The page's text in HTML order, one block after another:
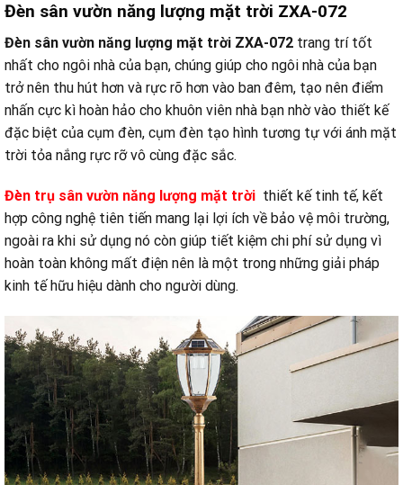
Đèn sân vườn năng lượng mặt trời ZXA-072
Đèn sân vườn năng lượng mặt trời ZXA-072 trang trí tốt
nhất cho ngôi nhà của bạn, chúng giúp cho ngôi nhà của bạn
trở nên thu hút hơn và rực rõ hơn vào ban đêm, tạo nên điểm
nhấn cực kì hoàn hảo cho khuôn viên nhà bạn nhờ vào thiết kế
đặc biệt của cụm đèn, cụm đèn tạo hình tương tự với ánh mặt
trời tỏa nắng rực rỡ vô cùng đặc sắc.
Đèn trụ sân vườn năng lượng mặt trời thiết kế tinh tế, kết
hợp công nghệ tiên tiến mang lại lợi ích về bảo vệ môi trường,
ngoài ra khi sử dụng nó còn giúp tiết kiệm chi phí sử dụng vì
hoàn toàn không mất điện nên là một trong những giải pháp
kinh tế hữu hiệu dành cho người dùng.